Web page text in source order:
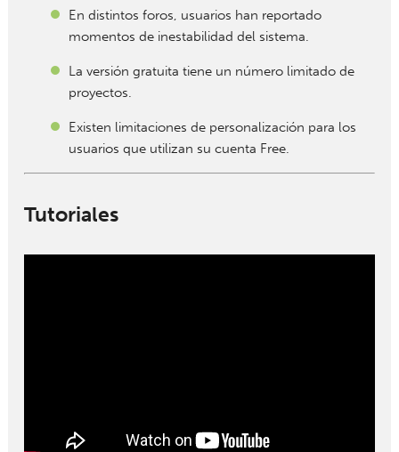
En distintos foros, usuarios han reportado
momentos de inestabilidad del sistema.
La versión gratuita tiene un número limitado de
proyectos.
Existen limitaciones de personalización para los
usuarios que utilizan su cuenta Free.
Tutoriales